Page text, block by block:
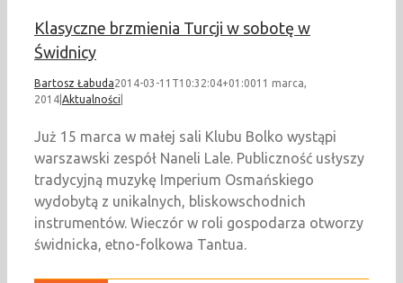
Klasyczne brzmienia Turcji w sobotę w
Świdnicy
Bartosz Łabuda2014-03-11T10:32:04+01:0011 marca,
2014 Aktualności
Już 15 marca w małej sali Klubu Bolko wystąpi
warszawski zespół Naneli Lale. Publiczność usłyszy
tradycyjną muzykę Imperium Osmańskiego
wydobytą z unikalnych, bliskowschodnich
instrumentów. Wieczór w roli gospodarza otworzy
świdnicka, etno-folkowa Tantua.